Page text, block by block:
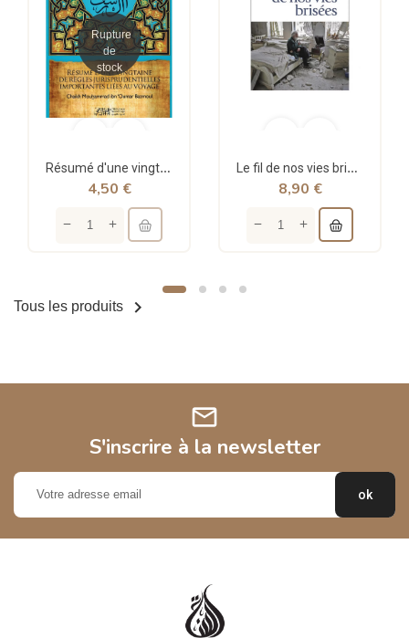
Rupture
de
stock
Résumé d'une vingtaine de règles jurisprudentielles liées au voyage - Bazmoul - Héritage...
4,50 €
Le fil de nos vies brisées - poche - Cécile Hennion - Points
8,90 €
Tous les produits 
mail
S'inscrire à la newsletter